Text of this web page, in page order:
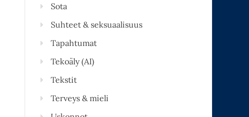
Sota
Suhteet & seksuaalisuus
Tapahtumat
Tekoäly (AI)
Tekstit
Terveys & mieli